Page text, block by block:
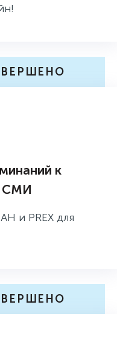
к
СМИ
и PREX для